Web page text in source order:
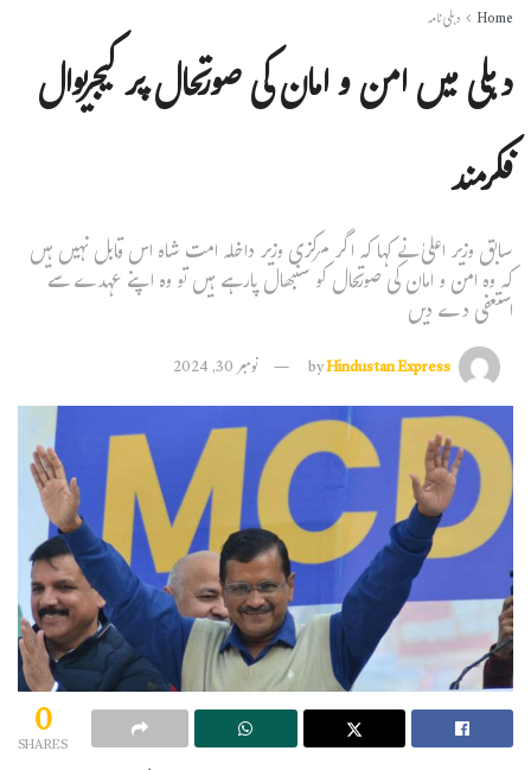
Home دہلی نامہ
دہلی میں امن و امان کی صورتحال پر کیجریوال
فکرمند
سابق وزیر اعلیٰ نے کہا کہ اگر مرکزی وزیر داخلہ امت شاہ اس قابل نہیں ہیں
کہ وہ امن و امان کی صورتحال کو سنبھال پارہے ہیں تو وہ اپنے عہدے سے
استعفی دے دیں
byHindustan Express نومبر 30, 2024
0
SHARES